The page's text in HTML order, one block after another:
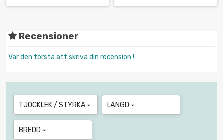
Recensioner
Var den första att skriva din recension !
TJOCKLEK / STYRKA  LÄNGD 
BREDD 